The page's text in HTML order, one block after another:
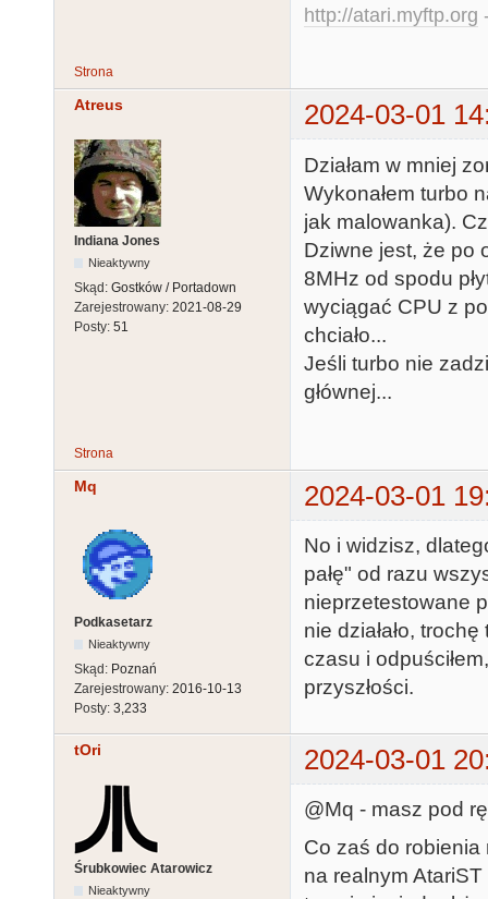
http://atari.myftp.org
Strona
Atreus 2024-03-01
Indiana Jones
Nieaktywny
Skąd: Gostków / Portadown
Zarejestrowany: 2021-08-29
Posty: 51
Działam w mniej
Wykonałem turbo
jak malowanka).
Dziwne jest, że po
8MHz od spodu
wyciągać CPU z
chciało...
Jeśli turbo nie
głównej...
Strona
Mq 2024-03-01
Podkasetarz
Nieaktywny
Skąd: Poznań
Zarejestrowany: 2016-10-13
Posty: 3,233
No i widzisz,
pałę" od razu
nieprzetestowane
nie działało,
czasu i
przyszłości.
tOri 2024-03-01
Śrubkowiec Atarowicz
Nieaktywny
@Mq - masz pod
Co zaś do
na realnym